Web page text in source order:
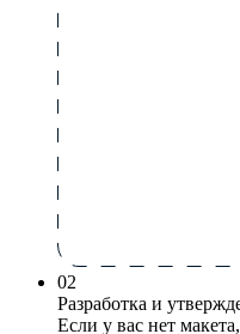
02
Разработка и
Если у вас нет